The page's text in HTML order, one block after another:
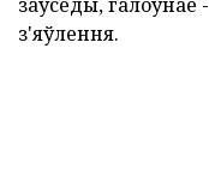
з'яўлення.